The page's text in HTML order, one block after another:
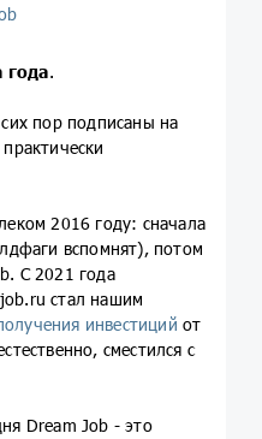
года.
пор подписаны на
2016 году: cначала
вспомнят), потом
C 2021 года
стал нашим
инвестиций от
сместился с
Dream Job - это